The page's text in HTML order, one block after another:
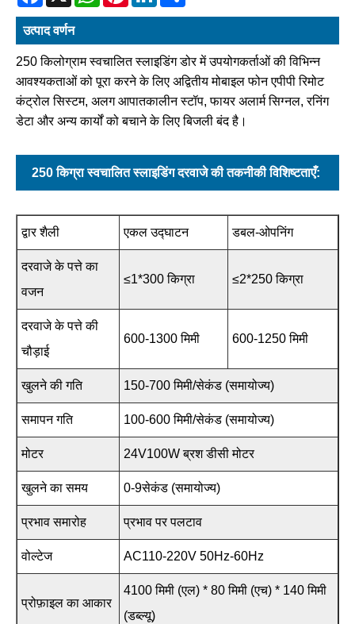
उत्पाद वर्णन
250 किलोग्राम स्वचालित स्लाइडिंग डोर में उपयोगकर्ताओं की विभिन्न
आवश्यकताओं को पूरा करने के लिए अद्वितीय मोबाइल फोन एपीपी रिमोट
कंट्रोल सिस्टम, अलग आपातकालीन स्टॉप, फायर अलार्म सिग्नल, रनिंग
डेटा और अन्य कार्यों को बचाने के लिए बिजली बंद है।
250 किग्रा स्वचालित स्लाइडिंग दरवाजे की तकनीकी विशिष्टताएँ:
द्वार शैली एकल उद्घाटन डबल-ओपनिंग
दरवाजे के पत्ते का
वजन
≤1*300 किग्रा ≤2*250 किग्रा
दरवाजे के पत्ते की
चौड़ाई
600-1300 मिमी 600-1250 मिमी
खुलने की गति 150-700 मिमी/सेकंड (समायोज्य)
समापन गति 100-600 मिमी/सेकंड (समायोज्य)
मोटर 24V100W ब्रश डीसी मोटर
खुलने का समय 0-9सेकंड (समायोज्य)
प्रभाव समारोह प्रभाव पर पलटाव
वोल्टेज AC110-220V 50Hz-60Hz
प्रोफ़ाइल का आकार
4100 मिमी (एल) * 80 मिमी (एच) * 140 मिमी
(डब्ल्यू)